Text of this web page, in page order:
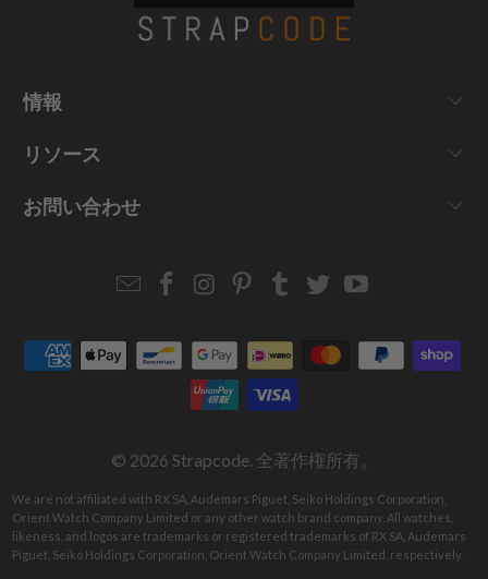
情報
リソース
お問い合わせ
EmailStrapcode
Facebook
Strapcode
Instagram
Strapcode
Pinterest
Strapcode
Tumblr
Strapcode
TwitterYouTube
© 2026 Strapcode. 全著作権所有。
We are not affiliated with RX SA, Audemars Piguet, Seiko Holdings Corporation,
Orient Watch Company Limited or any other watch brand company. All watches,
likeness, and logos are trademarks or registered trademarks of RX SA, Audemars
Piguet, Seiko Holdings Corporation, Orient Watch Company Limited, respectively.